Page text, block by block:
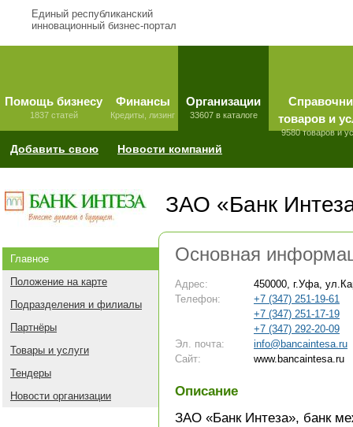
Единый республиканский
инновационный бизнес-портал
Помощь бизнесу
1837 статей
Финансы
Кредиты, лизинг
Организации
33607 в каталоге
товаров и
9580 товаров и
Добавить свою Новости компаний
ЗАО «Банк
Главное
Положение на карте
Подразделения и филиалы
Партнёры
Товары и услуги
Тендеры
Новости организации
Основная
Адрес:
450000, г.Уфа,
Телефон:
+7 (347) 251-19-61
+7 (347) 251-17-19
+7 (347) 292-20-09
Эл. почта:
info@bancaintesa.ru
Сайт:
www.bancaintesa.ru
Описание
ЗАО «Банк Интеза», банк